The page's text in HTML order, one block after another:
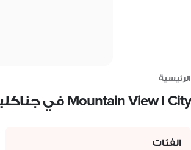
الرئيسية
Mountain View I City في جناكليس
الفئات